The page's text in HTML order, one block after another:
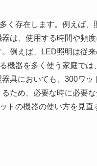
く存在します。例えば
は、使用する時間や頻
例えば、LED照明は従
機器を多く使う家庭で
具においても、300ワ
ため、必要な時に必要
トの機器の使い方を見